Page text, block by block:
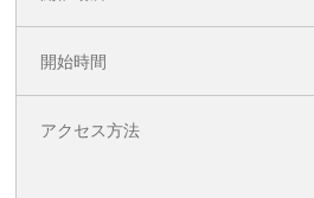
開始時間
アクセス方法